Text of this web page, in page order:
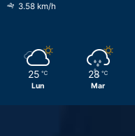
3.58 km/h
25 ℃
Lun
28 ℃
Mar